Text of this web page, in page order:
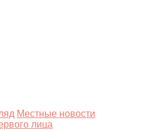
Местные новости
лица